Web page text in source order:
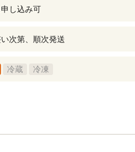
し込み可
次第、順次発送
冷蔵 冷凍